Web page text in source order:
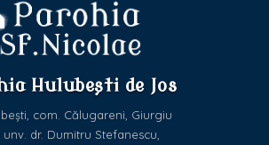
Hulubești de Jos
com. Călugareni, Giurgiu
unv. dr. Dumitru Stefanescu,